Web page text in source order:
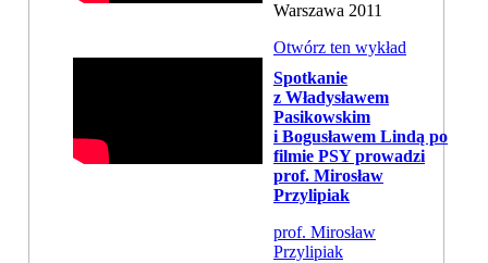
Warszawa 2011
Otwórz ten wykład
Spotkanie
z Władysławem
Pasikowskim
i Bogusławem Lindą po
filmie PSY prowadzi
prof. Mirosław
Przylipiak
prof. Mirosław
Przylipiak